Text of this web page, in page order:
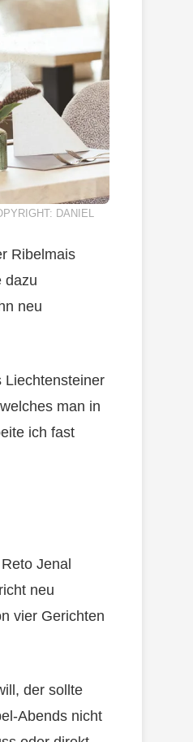
DANIEL
Ribelmais
dazu
neu
Liechtensteiner
man in
ich fast
Jenal
neu
vier Gerichten
der sollte
Abends nicht